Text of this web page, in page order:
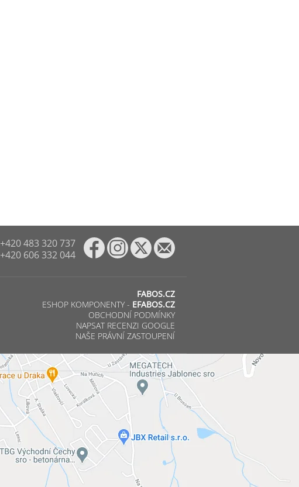
+420 483 320 737
+420 606 332 044
FABOS.CZ
ESHOP KOMPONENTY - EFABOS.CZ
OBCHODNÍ PODMÍNKY
NAPSAT RECENZI GOOGLE
NAŠE PRÁVNÍ ZASTOUPENÍ